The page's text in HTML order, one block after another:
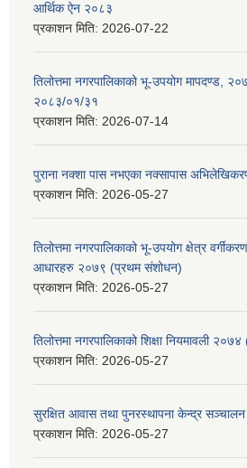
आर्थिक ऐन २०८३
प्रकाशन मिति: 2026-07-22
तिलोत्तमा नगरपालिकाको भू-उपयोग मापदण्ड,
२०८३/०१/३१
प्रकाशन मिति: 2026-07-14
पुराना नक्शा पास नभएका नक्सापास
प्रकाशन मिति: 2026-05-27
तिलोत्तमा नगरपालिकाको भू-उपयोग क्षेत्र
आधारहरु २०७९ (प्रथम संशोधन)
प्रकाशन मिति: 2026-05-27
तिलोत्तमा नगरपालिकाको शिक्षा नियमावली
प्रकाशन मिति: 2026-05-27
सुरक्षित आवास तथा पुनरस्थापना केन्द्र सञ्चालन
प्रकाशन मिति: 2026-05-27